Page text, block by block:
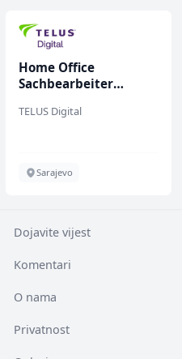
Home Office
Sachbearbeiter
bekannten deutschen
TELUS Digital
Sarajevo
Dojavite vijest
Komentari
O nama
Privatnost